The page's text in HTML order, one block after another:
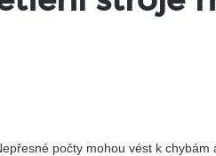
počty mohou vést k